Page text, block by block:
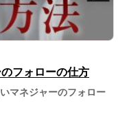
フォローの仕方
マネジャーのフォロー